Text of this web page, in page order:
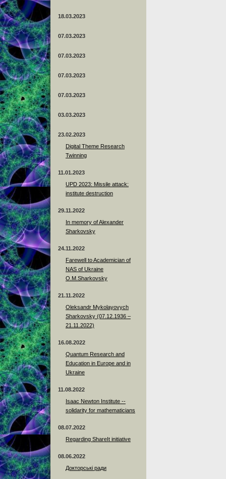
18.03.2023
07.03.2023
07.03.2023
07.03.2023
07.03.2023
03.03.2023
23.02.2023
Digital Theme Research
Twinning
11.01.2023
UPD 2023: Missile attack:
institute destruction
29.11.2022
In memory of Alexander
Sharkovsky
24.11.2022
Farewell to Academician of
NAS of Ukraine
O.M.Sharkovsky
21.11.2022
Oleksandr Mykolayovych
Sharkovsky (07.12.1936 –
21.11.2022)
16.08.2022
Quantum Research and
Education in Europe and in
Ukraine
11.08.2022
Isaac Newton Institute --
solidarity for mathematicians
08.07.2022
Regarding ShareIt initiative
08.06.2022
Докторські ради